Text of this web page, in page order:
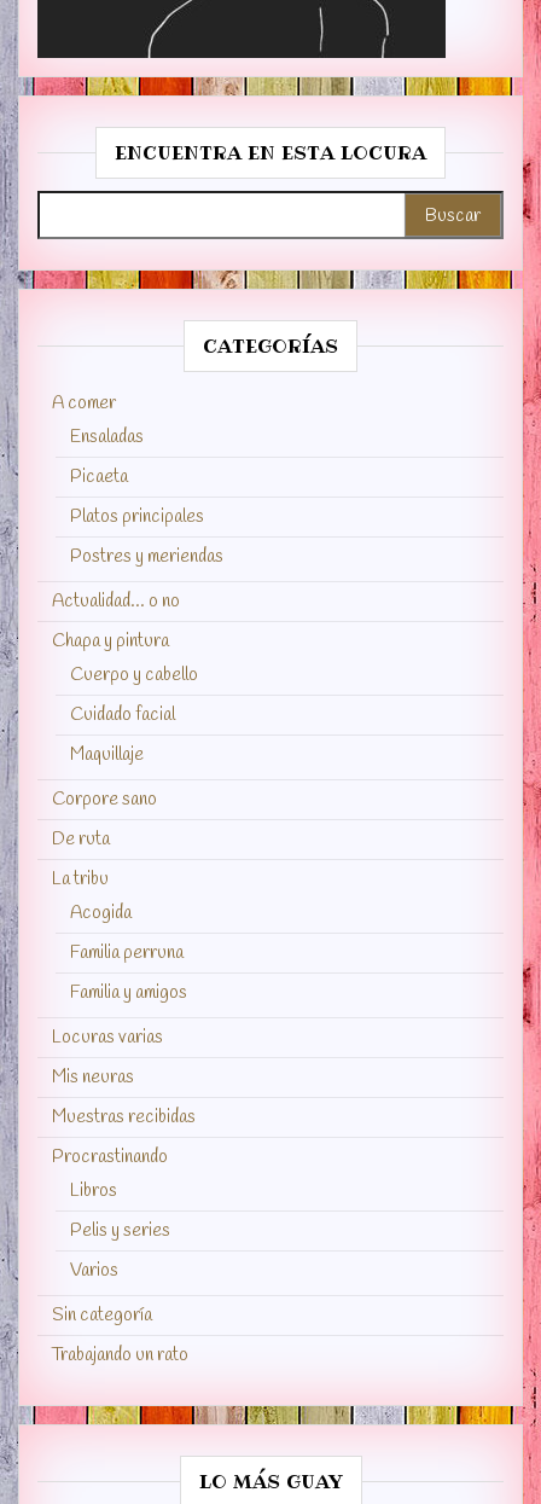
ENCUENTRA EN ESTA LOCURA
CATEGORÍAS
A comer
Ensaladas
Picaeta
Platos principales
Postres y meriendas
Actualidad… o no
Chapa y pintura
Cuerpo y cabello
Cuidado facial
Maquillaje
Corpore sano
De ruta
La tribu
Acogida
Familia perruna
Familia y amigos
Locuras varias
Mis neuras
Muestras recibidas
Procrastinando
Libros
Pelis y series
Varios
Sin categoría
Trabajando un rato
LO MÁS GUAY